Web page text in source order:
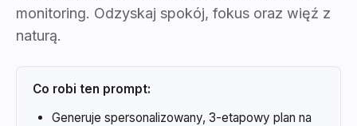
monitoring. Odzyskaj spokój, fokus oraz więź z
naturą.
Co robi ten prompt:
Generuje spersonalizowany, 3-etapowy plan na